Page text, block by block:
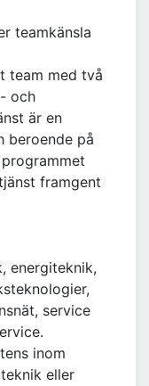
teamkänsla
team med två
och
är en
beroende på
framgent
energiteknik,
service
inom
eller